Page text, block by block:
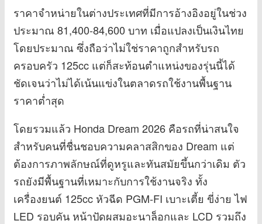
ราคาจำหน่ายในต่างประเทศที่มีการอ้างอิงอยู่ในช่วง
ประมาณ 81,400-84,600 บาท เมื่อแปลงเป็นเงินไทย
โดยประมาณ ซึ่งถือว่าไม่ใช่ราคาถูกสำหรับรถ
ครอบครัว 125cc แต่ก็สะท้อนตำแหน่งของรุ่นนี้ได้
ชัดเจนว่าไม่ได้เน้นแข่งในตลาดรถใช้งานพื้นฐาน
ราคาต่ำสุด
โดยรวมแล้ว Honda Dream 2026 คือรถที่น่าสนใจ
สำหรับคนที่ชื่นชอบความคลาสสิกของ Dream แต่
ต้องการภาพลักษณ์ที่ดูหรูและทันสมัยขึ้นกว่าเดิม ตัว
รถยังมีพื้นฐานที่เหมาะกับการใช้งานจริง ทั้ง
เครื่องยนต์ 125cc หัวฉีด PGM-FI เบาะเตี้ย ขี่ง่าย ไฟ
LED รอบคัน หน้าปัดผสมอะนาล็อกและ LCD รวมถึง